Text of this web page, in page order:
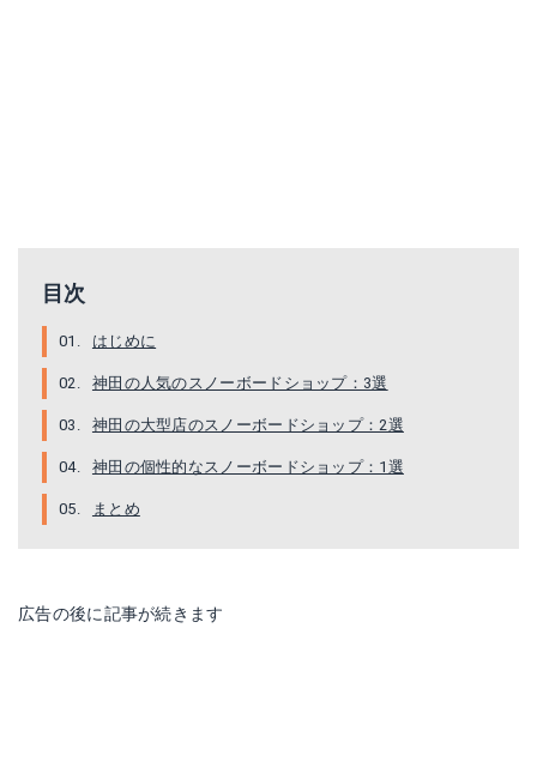
目次
はじめに
神田の人気のスノーボードショップ：3選
神田の大型店のスノーボードショップ：2選
神田の個性的なスノーボードショップ：1選
まとめ
広告の後に記事が続きます